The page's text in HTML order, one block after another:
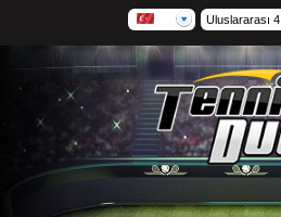
Uluslararası 4